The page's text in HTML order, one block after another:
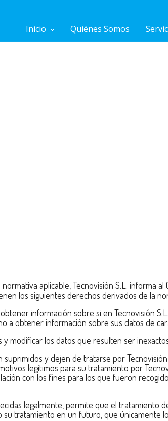
Inicio Quiénes Somos
aplicable, Tecnovisión S.L. informa
los siguientes derechos derivados de la
información sobre si en Tecnovisión
a obtener información sobre sus datos de
modificar los datos que resulten ser
y dejen de tratarse por
legítimos para su tratamiento por
con los fines para los que fueron
legalmente, permite que el tratamiento
tratamiento en un futuro, que únicamente